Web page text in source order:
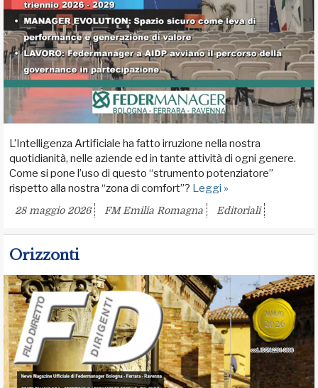
L’Intelligenza Artificiale ha fatto irruzione nella nostra
quotidianità, nelle aziende ed in tante attività di ogni genere.
Come si pone l’uso di questo “strumento potenziatore”
rispetto alla nostra “zona di comfort”? Leggi »
28 maggio 2026 FM Emilia Romagna Editoriali
Orizzonti